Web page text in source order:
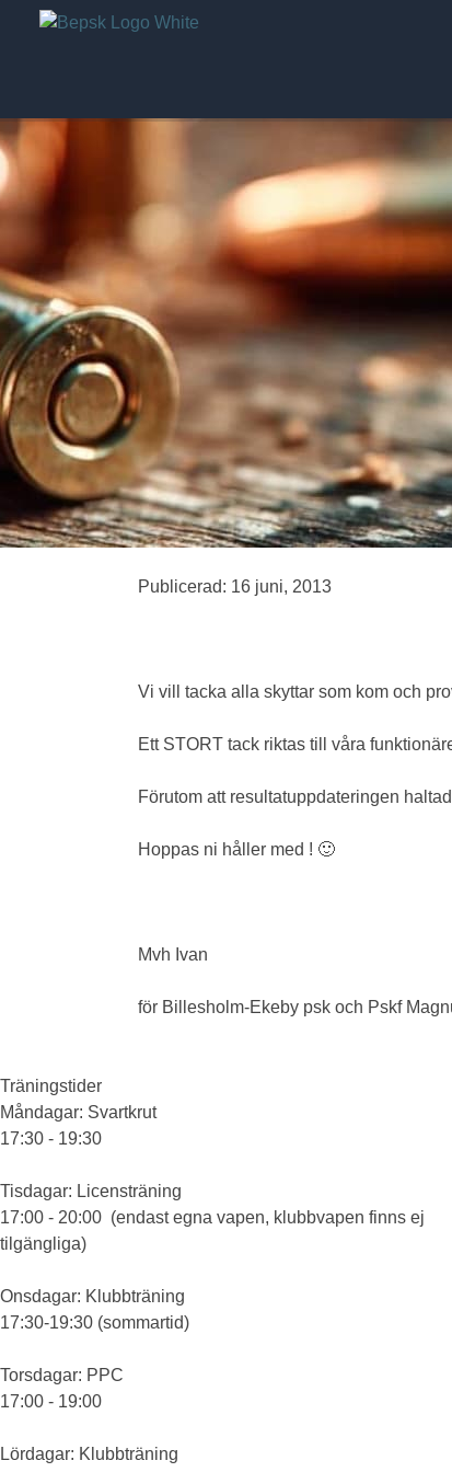
Publicerad: 16 juni, 2013
Vi vill tacka alla skyttar som kom och
Ett STORT tack riktas till våra
Förutom att resultatuppdateringen
Hoppas ni håller med ! 🙂
Mvh Ivan
för Billesholm-Ekeby psk och Pskf
Träningstider
Måndagar: Svartkrut
17:30 - 19:30
Tisdagar: Licensträning
17:00 - 20:00 (endast egna vapen, klubbvapen finns ej
tilgängliga)
Onsdagar: Klubbträning
17:30-19:30 (sommartid)
Torsdagar: PPC
17:00 - 19:00
Lördagar: Klubbträning